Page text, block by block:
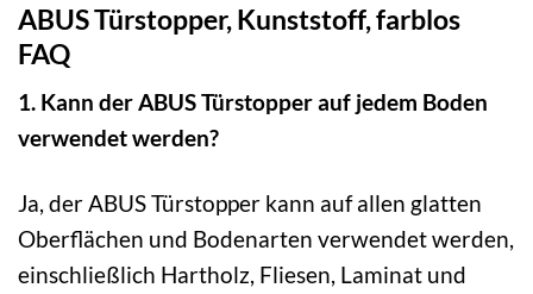
ABUS Türstopper, Kunststoff, farblos
FAQ
1. Kann der ABUS Türstopper auf jedem Boden
verwendet werden?
Ja, der ABUS Türstopper kann auf allen glatten
Oberflächen und Bodenarten verwendet werden,
einschließlich Hartholz, Fliesen, Laminat und